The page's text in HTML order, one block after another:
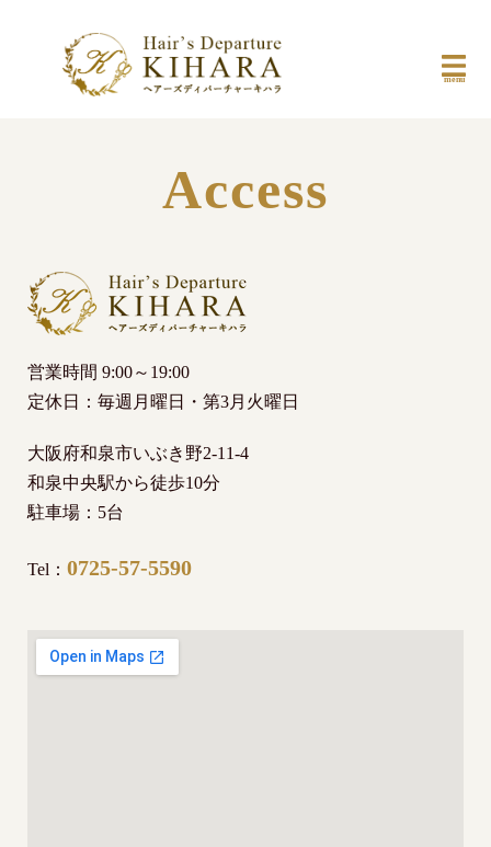
Access
営業時間 9:00～19:00
定休日：毎週月曜日・第3月火曜日
大阪府和泉市いぶき野2-11-4
和泉中央駅から徒歩10分
駐車場：5台
Tel： 0725-57-5590